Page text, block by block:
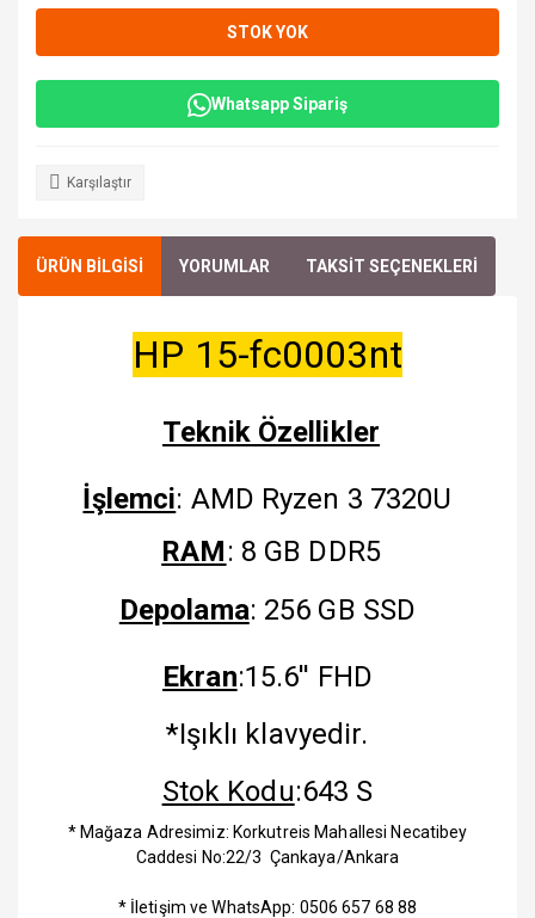
STOK YOK
Whatsapp Sipariş
Karşılaştır
ÜRÜN BİLGİSİ YORUMLAR TAKSİT SEÇENEKLERİ
HP 15-fc0003nt
Teknik Özellikler
İşlemci: AMD Ryzen 3 7320U
RAM: 8 GB DDR5
Depolama: 256 GB SSD
Ekran:15.6'' FHD
*Işıklı klavyedir.
Stok Kodu:643 S
* Mağaza Adresimiz: Korkutreis Mahallesi Necatibey
Caddesi No:22/3 Çankaya/Ankara
* İletişim ve WhatsApp: 0506 657 68 88